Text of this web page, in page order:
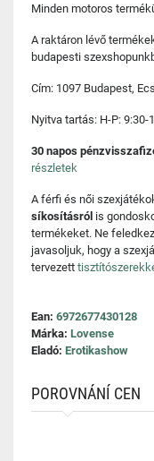
Minden motoros
A raktáron lévő
budapesti
Cím: 1097 Budapest,
Nyitva tartás: H-P: 9:30-
30 napos
részletek
A férfi és női
síkosításról is
termékeket. Ne
javasoljuk, hogy a
tervezett
Ean: 6972677430128
Márka: Lovense
Eladó: Erotikashow
POROVNÁNÍ CEN